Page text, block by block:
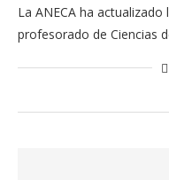
La ANECA ha
profesorado de Ciencias